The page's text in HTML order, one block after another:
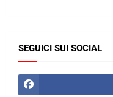
SEGUICI SUI SOCIAL